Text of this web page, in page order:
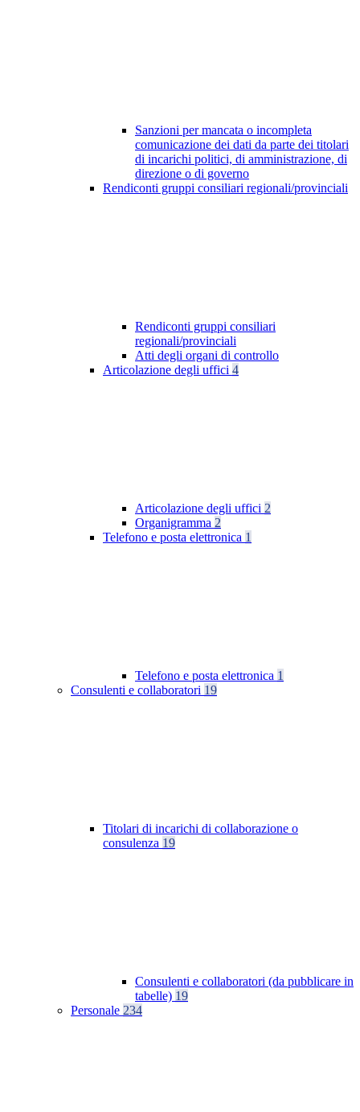
Sanzioni per mancata o incompleta
comunicazione dei dati da parte dei titolari
di incarichi politici, di amministrazione, di
direzione o di governo
Rendiconti gruppi consiliari regionali/provinciali
Rendiconti gruppi consiliari
regionali/provinciali
Atti degli organi di controllo
Articolazione degli uffici 4
Articolazione degli uffici 2
Organigramma 2
Telefono e posta elettronica 1
Telefono e posta elettronica 1
Consulenti e collaboratori 19
Titolari di incarichi di collaborazione o
consulenza 19
Consulenti e collaboratori (da pubblicare in
tabelle) 19
Personale 234